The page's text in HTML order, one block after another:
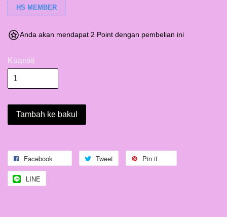
HS MEMBER
Anda akan mendapat 2 Point dengan pembelian ini
Kuantiti
Tambah ke bakul
Facebook Tweet Pin it
LINE